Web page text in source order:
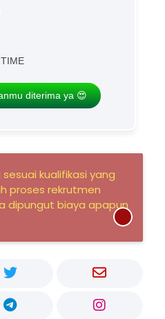
diterima ya 😍
kualifikasi yang
proses rekrutmen
dipungut biaya apapun